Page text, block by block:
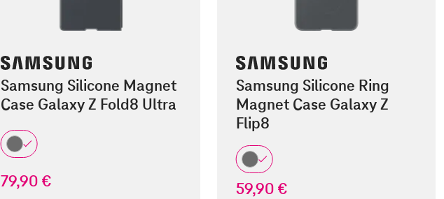
Samsung Silicone Magnet
Case Galaxy Z Fold8 Ultra
79,90 €
Samsung Silicone Ring
Magnet Case Galaxy Z
Flip8
59,90 €